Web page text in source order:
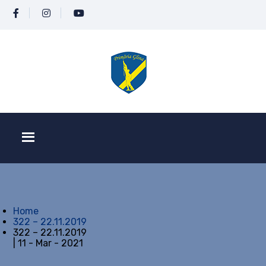
Home
322 – 22.11.2019
322 – 22.11.2019
| 11 - Mar - 2021